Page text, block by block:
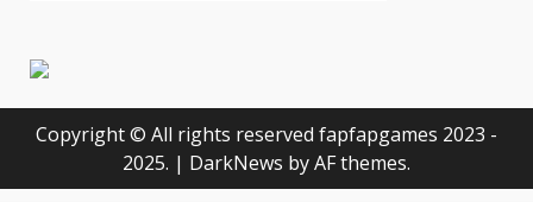
Copyright © All rights reserved fapfapgames 2023 -
2025. | DarkNews by AF themes.